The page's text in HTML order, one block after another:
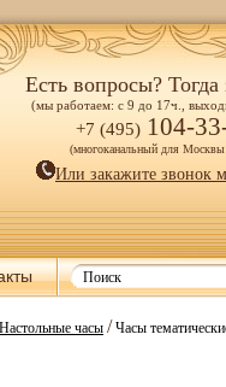
Есть вопросы? Тогда
(мы работаем: с 9 до 17ч.,
+7 (495) 104-
(многоканальный для
Или закажите звонок
Настольные часы/Часы